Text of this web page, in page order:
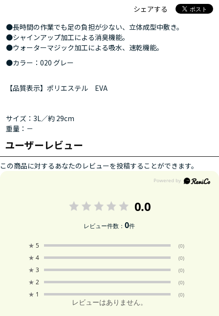
シェアする
●長時間の作業でも足の負担が少ない、立体成型中敷き。
●シャインアップ加工による消臭機能。
●ウォーターマジック加工による吸水、速乾機能。
●カラー：020 グレー
【品質表示】ポリエステル EVA
サイズ：3L／約 29cm
重量：－
ユーザーレビュー
この商品に対するあなたのレビューを投稿することができます。
0.0
レビュー件数：0件
★ 5 (0)
★ 4 (0)
★ 3 (0)
★ 2 (0)
★ 1 (0)
レビューはありません。